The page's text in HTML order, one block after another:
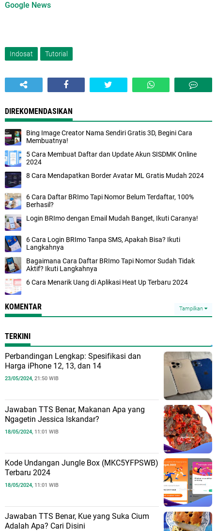
Google News
Indosat Tutorial
DIREKOMENDASIKAN
Bing Image Creator Nama Sendiri Gratis 3D, Begini Cara
Membuatnya!
5 Cara Membuat Daftar dan Update Akun SISDMK Online
2024
8 Cara Mendapatkan Border Avatar ML Gratis Mudah 2024
6 Cara Daftar BRImo Tapi Nomor Belum Terdaftar, 100%
Berhasil?
Login BRImo dengan Email Mudah Banget, Ikuti Caranya!
6 Cara Login BRImo Tanpa SMS, Apakah Bisa? Ikuti
Langkahnya
Bagaimana Cara Daftar BRImo Tapi Nomor Sudah Tidak
Aktif? Ikuti Langkahnya
6 Cara Menarik Uang di Aplikasi Heat Up Terbaru 2024
KOMENTAR Tampilkan
TERKINI
Perbandingan Lengkap: Spesifikasi dan
Harga iPhone 12, 13, dan 14
23/05/2024, 21:50 WIB
Jawaban TTS Benar, Makanan Apa yang
Ngagetin Jessica Iskandar?
18/05/2024, 11:01 WIB
Kode Undangan Jungle Box (MKC5YFPSWB)
Terbaru 2024
18/05/2024, 11:01 WIB
Jawaban TTS Benar, Kue yang Suka Cium
Adalah Apa? Cari Disini